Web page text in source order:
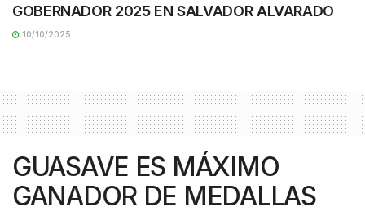
GOBERNADOR 2025 EN SALVADOR ALVARADO
10/10/2025
GUASAVE ES MÁXIMO
GANADOR DE MEDALLAS